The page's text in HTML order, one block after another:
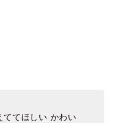
ててほしい かわい